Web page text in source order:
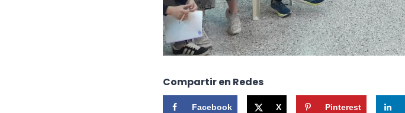
Compartir en Redes
Facebook X Pinterest